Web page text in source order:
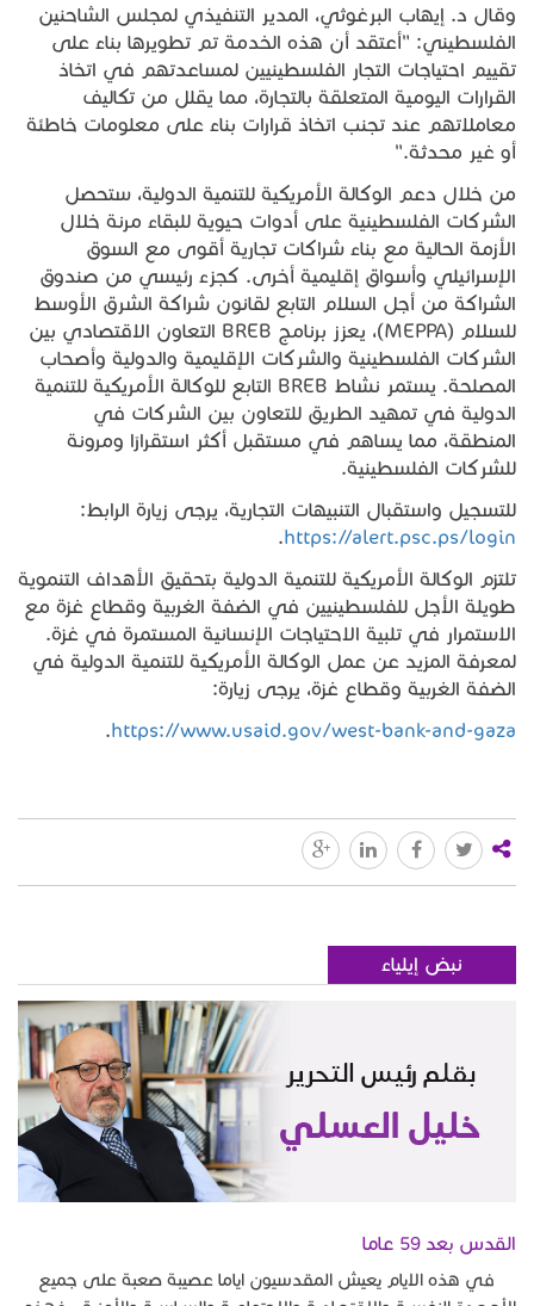
وقال د. إيهاب البرغوثي، المدير التنفيذي لمجلس الشاحنين
الفلسطيني: "أعتقد أن هذه الخدمة تم تطويرها بناءً على
تقييم احتياجات التجار الفلسطينيين لمساعدتهم في اتخاذ
القرارات اليومية المتعلقة بالتجارة، مما يقلل من تكاليف
معاملاتهم عند تجنب اتخاذ قرارات بناءً على معلومات خاطئة
أو غير محدثة."
من خلال دعم الوكالة الأمريكية للتنمية الدولية، ستحصل
الشركات الفلسطينية على أدوات حيوية للبقاء مرنة خلال
الأزمة الحالية مع بناء شراكات تجارية أقوى مع السوق
الإسرائيلي وأسواق إقليمية أخرى. كجزء رئيسي من صندوق
الشراكة من أجل السلام التابع لقانون شراكة الشرق الأوسط
للسلام (MEPPA)، يعزز برنامج BREB التعاون الاقتصادي بين
الشركات الفلسطينية والشركات الإقليمية والدولية وأصحاب
المصلحة. يستمر نشاط BREB التابع للوكالة الأمريكية للتنمية
الدولية في تمهيد الطريق للتعاون بين الشركات في
المنطقة، مما يساهم في مستقبل أكثر استقرارًا ومرونة
للشركات الفلسطينية.
للتسجيل واستقبال التنبيهات التجارية، يرجى زيارة الرابط:
https://alert.psc.ps/login
.
تلتزم الوكالة الأمريكية للتنمية الدولية بتحقيق الأهداف التنموية
طويلة الأجل للفلسطينيين في الضفة الغربية وقطاع غزة مع
الاستمرار في تلبية الاحتياجات الإنسانية المستمرة في غزة.
لمعرفة المزيد عن عمل الوكالة الأمريكية للتنمية الدولية في
الضفة الغربية وقطاع غزة، يرجى زيارة:
https://www.usaid.gov/west-bank-and-gaza
.
نبض إيلياء
القدس بعد 59 عاما
في هذه الايام يعيش المقدسيون اياما عصيبة صعبة على جميع